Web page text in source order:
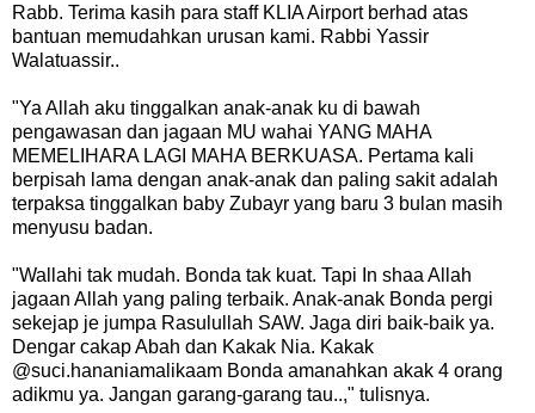
Rabb. Terima kasih para staff KLIA Airport berhad atas
bantuan memudahkan urusan kami. Rabbi Yassir
Walatuassir..
"Ya Allah aku tinggalkan anak-anak ku di bawah
pengawasan dan jagaan MU wahai YANG MAHA
MEMELIHARA LAGI MAHA BERKUASA. Pertama kali
berpisah lama dengan anak-anak dan paling sakit adalah
terpaksa tinggalkan baby Zubayr yang baru 3 bulan masih
menyusu badan.
"Wallahi tak mudah. Bonda tak kuat. Tapi In shaa Allah
jagaan Allah yang paling terbaik. Anak-anak Bonda pergi
sekejap je jumpa Rasulullah SAW. Jaga diri baik-baik ya.
Dengar cakap Abah dan Kakak Nia. Kakak
@suci.hananiamalikaam Bonda amanahkan akak 4 orang
adikmu ya. Jangan garang-garang tau..," tulisnya.